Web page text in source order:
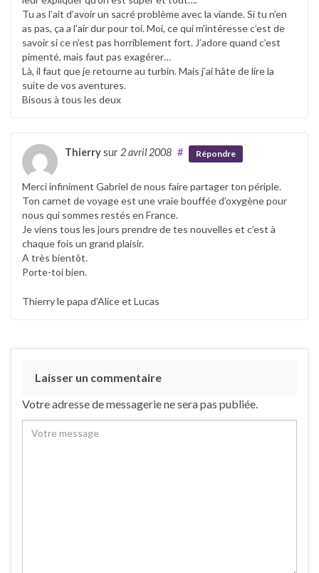
Tu as l’ait d’avoir un sacré problème avec la viande. Si tu n’en
as pas, ça a l’air dur pour toi. Moi, ce qui m’intéresse c’est de
savoir si ce n’est pas horriblement fort. J’adore quand c’est
pimenté, mais faut pas exagérer…
Là, il faut que je retourne au turbin. Mais j’ai hâte de lire la
suite de vos aventures.
Bisous à tous les deux
Thierrysur 2 avril 2008 # Répondre
Merci infiniment Gabriel de nous faire partager ton périple.
Ton carnet de voyage est une vraie bouffée d’oxygène pour
nous qui sommes restés en France.
Je viens tous les jours prendre de tes nouvelles et c’est à
chaque fois un grand plaisir.
A très bientôt.
Porte-toi bien.
Thierry le papa d’Alice et Lucas
Laisser un commentaire
Votre adresse de messagerie ne sera pas publiée.